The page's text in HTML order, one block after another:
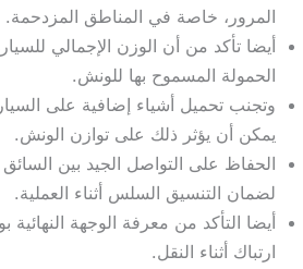
المرور، خاصة في المناطق المزدحمة.
أيضا تأكد من أن الوزن الإجمالي
الحمولة المسموح بها للونش.
وتجنب تحميل أشياء إضافية على
يمكن أن يؤثر ذلك على توازن الونش.
الحفاظ على التواصل الجيد بين
لضمان التنسيق السلس أثناء العملية.
أيضا التأكد من معرفة الوجهة
ارتباك أثناء النقل.